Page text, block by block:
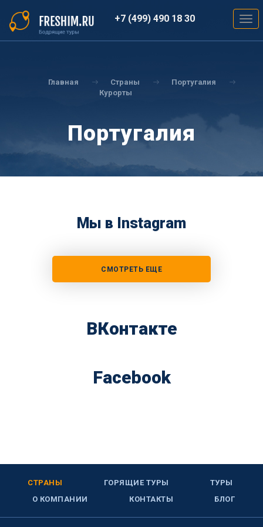
основному
содержанию
+7 (499) 490 18 30
Главная Страны
Португалия
Курорты
Португалия
Мы в Instagram
СМОТРЕТЬ ЕЩЕ
ВКонтакте
Facebook
СТРАНЫ ГОРЯЩИЕ ТУРЫ
ТУРЫ
О КОМПАНИИ
КОНТАКТЫ БЛОГ